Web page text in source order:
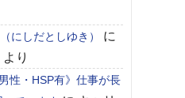
にしだとしゆき）
に
より
性・HSP有》仕事が長